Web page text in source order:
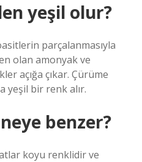
yeşil olur?
parçalanmasıyla
olan amonyak ve
açığa çıkar. Çürüme
yeşil bir renk alır.
benzer?
atlar koyu renklidir ve